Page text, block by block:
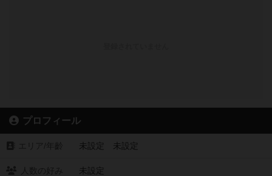
プロフィール
未設定 未設定
未設定